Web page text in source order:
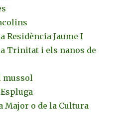
Residència Jaume I
Trinitat i els nanos de
mussol
Major o de la Cultura